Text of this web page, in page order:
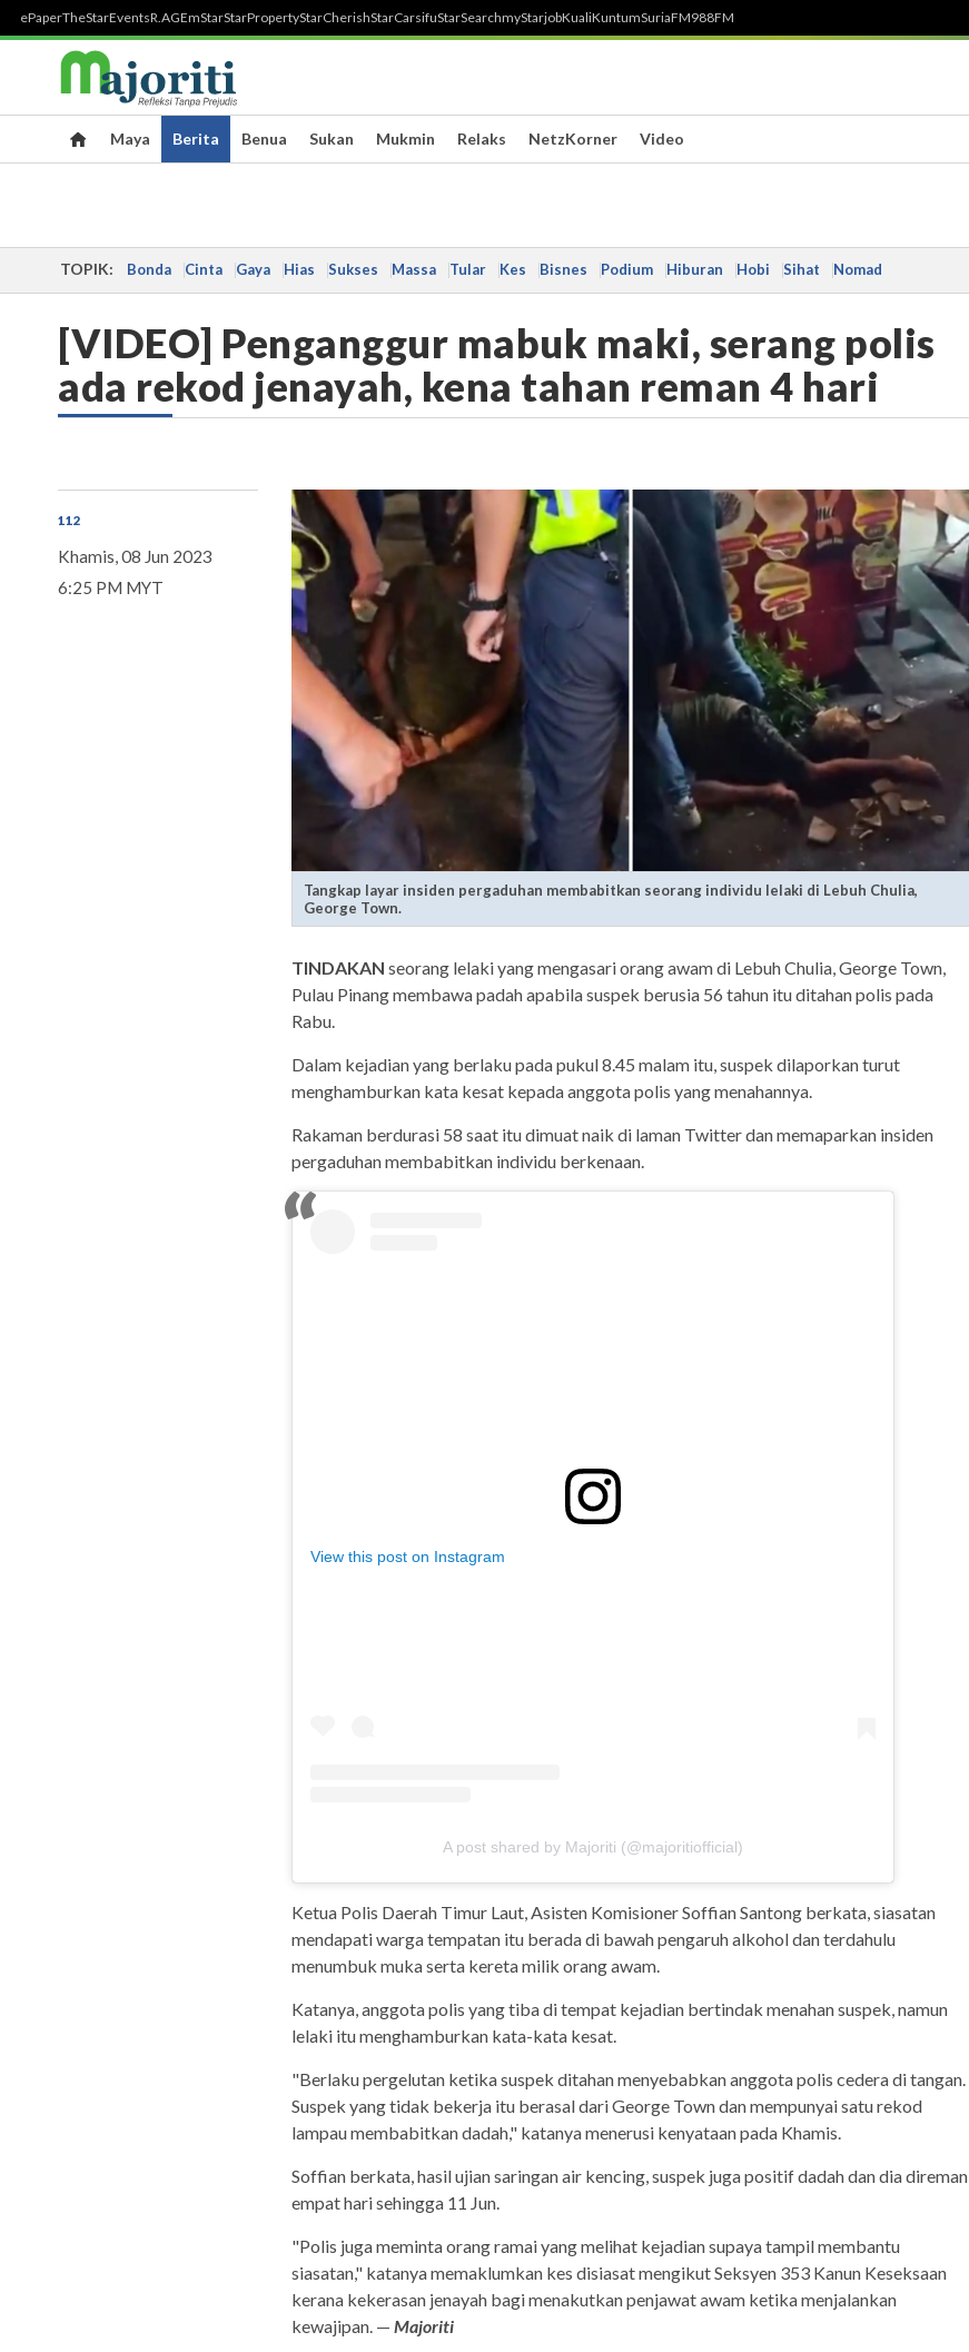
ePaperTheStarEventsR.AGEmStarStarPropertyStarCherishStarCarsifuStarSearchmyStarjobKualiKuntumSuriaFM988FM
Maya Berita Benua Sukan Mukmin Relaks NetzKorner Video
TOPIK: Bonda Cinta Gaya Hias Sukses Massa Tular Kes Bisnes Podium Hiburan Hobi Sihat Nomad
[VIDEO] Penganggur mabuk maki, serang polis
ada rekod jenayah, kena tahan reman 4 hari
112
Khamis, 08 Jun 2023
6:25 PM MYT
Tangkap layar insiden pergaduhan membabitkan seorang individu lelaki di Lebuh Chulia,
George Town.
TINDAKAN seorang lelaki yang mengasari orang awam di Lebuh Chulia, George Town,
Pulau Pinang membawa padah apabila suspek berusia 56 tahun itu ditahan polis pada
Rabu.
Dalam kejadian yang berlaku pada pukul 8.45 malam itu, suspek dilaporkan turut
menghamburkan kata kesat kepada anggota polis yang menahannya.
Rakaman berdurasi 58 saat itu dimuat naik di laman Twitter dan memaparkan insiden
pergaduhan membabitkan individu berkenaan.
View this post on Instagram
A post shared by Majoriti (@majoritiofficial)
Ketua Polis Daerah Timur Laut, Asisten Komisioner Soffian Santong berkata, siasatan
mendapati warga tempatan itu berada di bawah pengaruh alkohol dan terdahulu
menumbuk muka serta kereta milik orang awam.
Katanya, anggota polis yang tiba di tempat kejadian bertindak menahan suspek, namun
lelaki itu menghamburkan kata-kata kesat.
"Berlaku pergelutan ketika suspek ditahan menyebabkan anggota polis cedera di tangan.
Suspek yang tidak bekerja itu berasal dari George Town dan mempunyai satu rekod
lampau membabitkan dadah," katanya menerusi kenyataan pada Khamis.
Soffian berkata, hasil ujian saringan air kencing, suspek juga positif dadah dan dia direman
empat hari sehingga 11 Jun.
"Polis juga meminta orang ramai yang melihat kejadian supaya tampil membantu
siasatan," katanya memaklumkan kes disiasat mengikut Seksyen 353 Kanun Keseksaan
kerana kekerasan jenayah bagi menakutkan penjawat awam ketika menjalankan
kewajipan. — Majoriti